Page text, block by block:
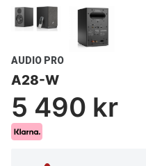
AUDIO PRO
A28-W
5 490 kr